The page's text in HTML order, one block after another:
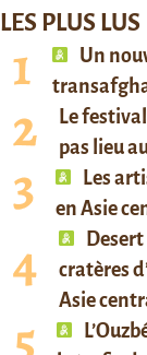
LES PLUS LUS
Un
Le
pas lieu
Les
en Asie
cratères
Asie